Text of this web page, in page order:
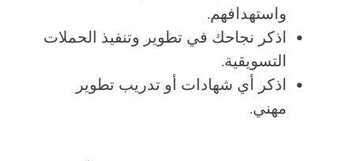
واستهدافهم.
اذكر نجاحك في تطوير وتنفيذ الحملات
التسويقية.
اذكر أي شهادات أو تدريب تطوير
مهني.